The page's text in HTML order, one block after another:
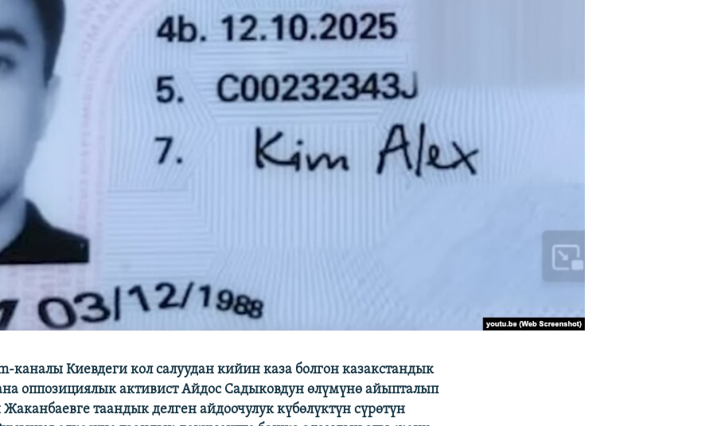
каналы Киевдеги кол салуудан кийин каза болгон казакстандык
оппозициялык активист Айдос Садыковдун өлүмүнө айыпталып
таандык делген айдоочулук күбөлүктүн сүрөтүн